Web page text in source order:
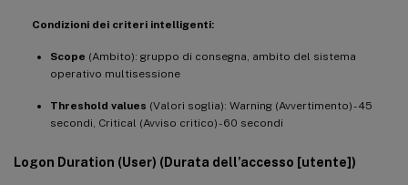
Condizioni dei criteri intelligenti:
Scope (Ambito): gruppo di consegna, ambito del sistema
operativo multisessione
Threshold values (Valori soglia): Warning (Avvertimento) - 45
secondi, Critical (Avviso critico) - 60 secondi
Logon Duration (User) (Durata dell’accesso [utente])